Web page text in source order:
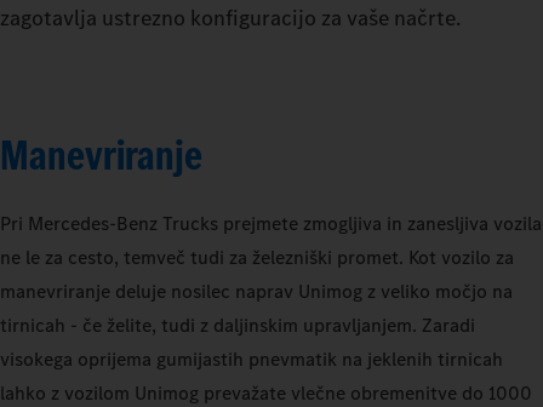
zagotavlja ustrezno konfiguracijo za vaše načrte.
Manevriranje
Pri Mercedes‑Benz Trucks prejmete zmogljiva in zanesljiva vozila
ne le za cesto, temveč tudi za železniški promet. Kot vozilo za
manevriranje deluje nosilec naprav Unimog z veliko močjo na
tirnicah - če želite, tudi z daljinskim upravljanjem. Zaradi
visokega oprijema gumijastih pnevmatik na jeklenih tirnicah
lahko z vozilom Unimog prevažate vlečne obremenitve do 1000